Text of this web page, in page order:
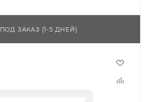
ПОД ЗАКАЗ (1-5 ДНЕЙ)